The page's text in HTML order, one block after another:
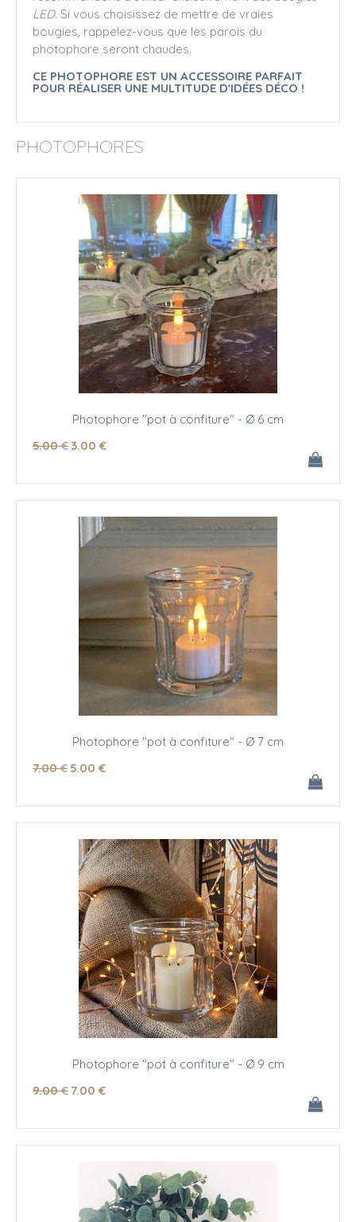
LED. Si vous choisissez de mettre de vraies
bougies, rappelez-vous que les parois du
photophore seront chaudes.
CE PHOTOPHORE EST UN ACCESSOIRE PARFAIT
POUR RÉALISER UNE MULTITUDE D'IDÉES DÉCO !
PHOTOPHORES
Photophore "pot à confiture" - Ø 6 cm
5.00 € 3.00 €
Photophore "pot à confiture" - Ø 7 cm
7.00 € 5.00 €
Photophore "pot à confiture" - Ø 9 cm
9.00 € 7.00 €